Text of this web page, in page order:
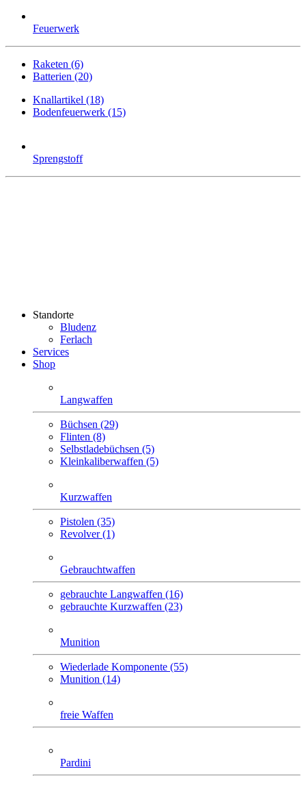
Feuerwerk
Raketen (6)
Batterien (20)
Knallartikel (18)
Bodenfeuerwerk (15)
Sprengstoff
Standorte
Bludenz
Ferlach
Services
Shop
Langwaffen
Büchsen (29)
Flinten (8)
Selbstlade­büchsen (5)
Klein­kaliber­waffen (5)
Kurzwaffen
Pistolen (35)
Revolver (1)
Gebrauchtwaffen
gebrauchte Langwaffen (16)
gebrauchte Kurzwaffen (23)
Munition
Wiederlade Komponente (55)
Munition (14)
freie Waffen
Pardini